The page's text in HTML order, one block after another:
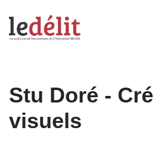
Aller
Stu Doré -
visuels